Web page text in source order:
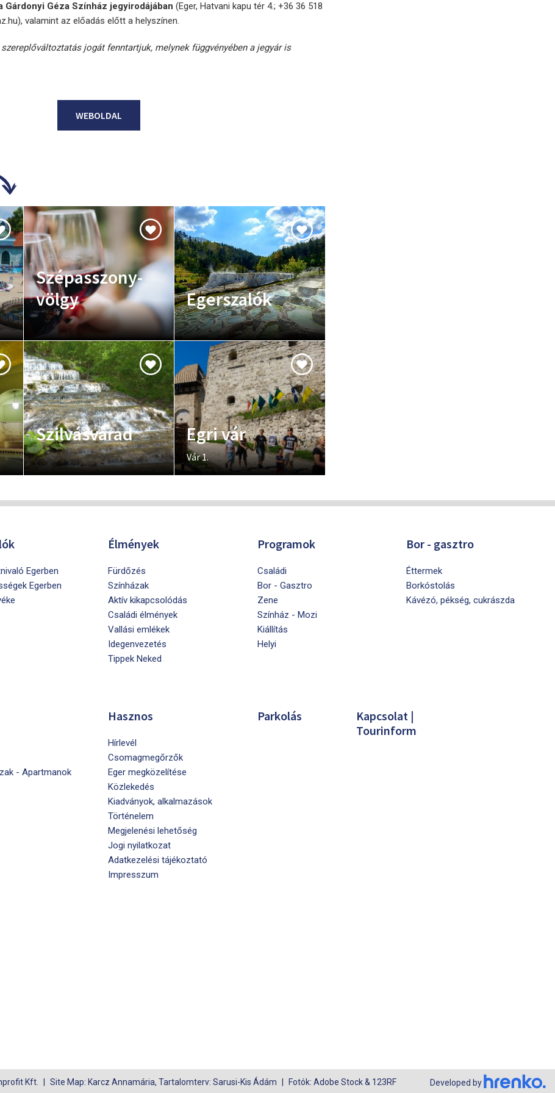
Gárdonyi Géza Színház jegyirodájában (Eger, Hatvani kapu tér 4.; +36 36 518
valamint az előadás előtt a helyszínen.
jogát fenntartjuk, melynek függvényében a jegyár is
WEBOLDAL
Szépasszony-
völgy
Egerszalók
Szilvásvárad Egri vár
Vár 1.
Egerben
Egerben
Élmények
Fürdőzés
Színházak
Aktív kikapcsolódás
Családi élmények
Vallási emlékek
Idegenvezetés
Tippek Neked
Programok
Családi
Bor - Gasztro
Zene
Színház - Mozi
Kiállítás
Helyi
Bor - gasztro
Éttermek
Borkóstolás
Kávézó, pékség, cukrászda
- Apartmanok
Hasznos
Hírlevél
Csomagmegőrzők
Eger megközelítése
Közlekedés
Kiadványok, alkalmazások
Történelem
Megjelenési lehetőség
Jogi nyilatkozat
Adatkezelési tájékoztató
Impresszum
Parkolás
Kapcsolat |
Tourinform
Kft. Site Map: Karcz Annamária, Tartalomterv: Sarusi-Kis Ádám Fotók: Adobe Stock & 123RF Developed by